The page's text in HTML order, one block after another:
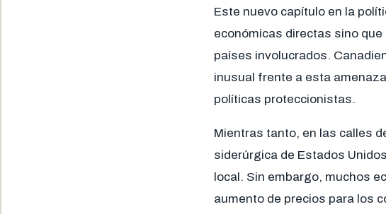
Este nuevo capítulo en la
económicas directas sino
países involucrados.
inusual frente a esta
políticas proteccionistas.
Mientras tanto, en las calles
siderúrgica de Estados
local. Sin embargo, muchos
aumento de precios para los